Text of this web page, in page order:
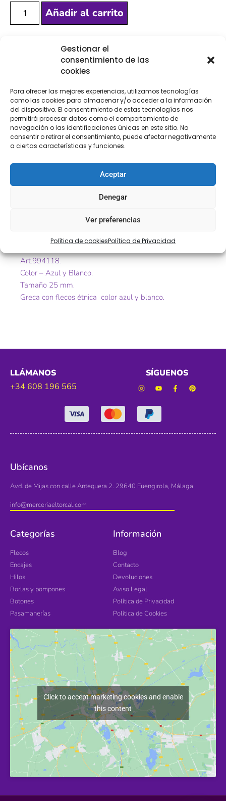
Gestionar el
consentimiento de las
cookies
Para ofrecer las mejores experiencias, utilizamos tecnologías
como las cookies para almacenar y/o acceder a la información
del dispositivo. El consentimiento de estas tecnologías nos
permitirá procesar datos como el comportamiento de
navegación o las identificaciones únicas en este sitio. No
consentir o retirar el consentimiento, puede afectar negativamente
a ciertas características y funciones.
Aceptar
Denegar
Ver preferencias
Política de cookiesPolítica de Privacidad
Añadir al carrito
[Las unidades seleccionadas son enMETROS
COMPRA
SEGURA
ENVÍO 24-48H TIENDA FÍSICA
Información adicional
Descripción
Art.994118.
Color – Azul y Blanco.
Tamaño 25 mm.
Greca con flecos étnica color azul y blanco.
LLÁMANOS
+34 608 196 565
SÍGUENOS
Ubícanos
Avd. de Mijas con calle Antequera 2. 29640 Fuengirola, Málaga
info@merceriaeltorcal.com
Categorías
Flecos
Encajes
Hilos
Borlas y pompones
Botones
Pasamanerías
Información
Blog
Contacto
Devoluciones
Aviso Legal
Política de Privacidad
Política de Cookies
Click to accept marketing cookies and enable
this content